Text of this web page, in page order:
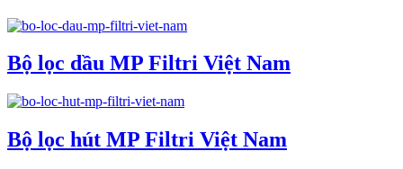
Bộ lọc dầu MP Filtri Việt Nam
Bộ lọc hút MP Filtri Việt Nam